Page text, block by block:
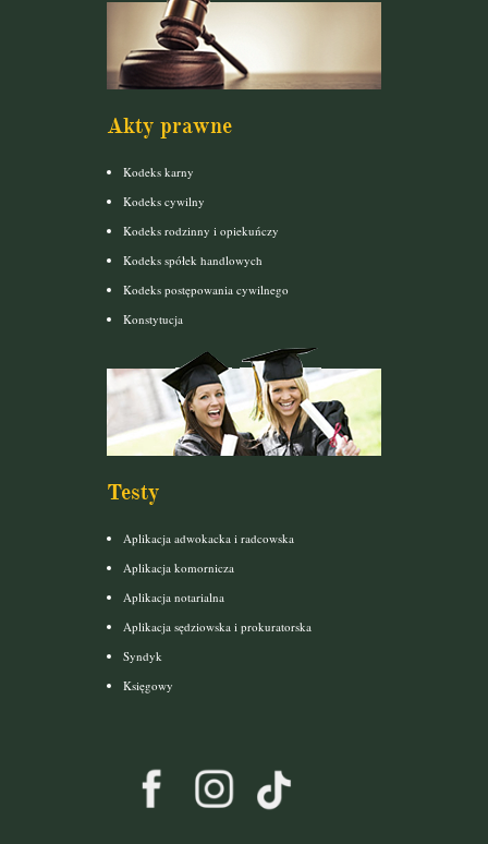
Akty prawne
Kodeks karny
Kodeks cywilny
Kodeks rodzinny i opiekuńczy
Kodeks spółek handlowych
Kodeks postępowania cywilnego
Konstytucja
Testy
Aplikacja adwokacka i radcowska
Aplikacja komornicza
Aplikacja notarialna
Aplikacja sędziowska i prokuratorska
Syndyk
Księgowy